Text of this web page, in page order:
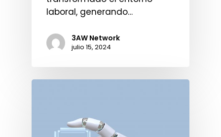
laboral, generando…
3AW Network
julio 15, 2024